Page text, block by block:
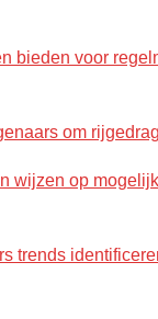
bieden voor
om
wijzen op
trends